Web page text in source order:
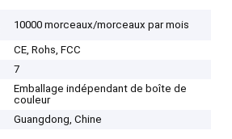
10000 morceaux/morceaux par mois
CE, Rohs, FCC
7
Emballage indépendant de boîte de
couleur
Guangdong, Chine